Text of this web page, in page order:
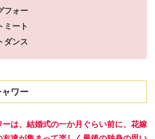
フォー
ミート
ダンス
ワー
ーは、結婚式の一か月ぐらい前に、花嫁